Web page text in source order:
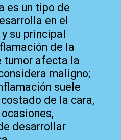
es un tipo de
en el
su principal
de la
tumor afecta la
maligno;
suele
de la cara,
desarrollar